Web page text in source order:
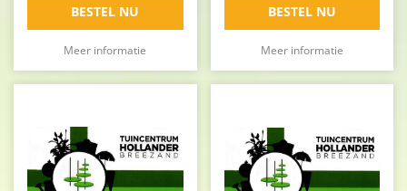
Meer informatie
BESTEL NU
Meer informatie
BESTEL NU